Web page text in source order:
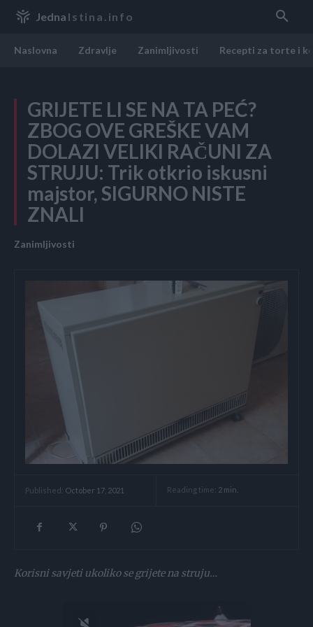
Jedna Istina.info
Naslovna Zdravlje Zanimljivosti Recepti za torte i
GRIJETE LI SE NA TA PEĆ?
ZBOG OVE GREŠKE VAM
DOLAZI VELIKI RAČUNI ZA
STRUJU: Trik otkrio iskusni
majstor, SIGURNO NISTE
ZNALI
Zanimljivosti
Published: October 17, 2021 Reading time: 2 min.
Korisni savjeti ukoliko se grijete na struju…